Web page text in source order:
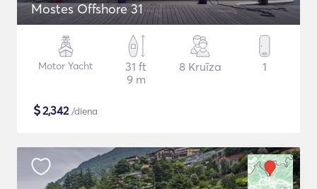
Mostes Offshore 31
Motor Yacht
31 ft
9 m
8 Kruīza 1
$2,342/diena